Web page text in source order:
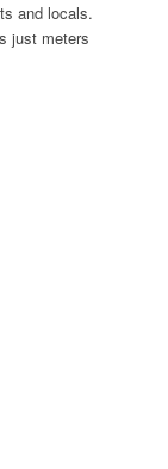
and locals.
just meters